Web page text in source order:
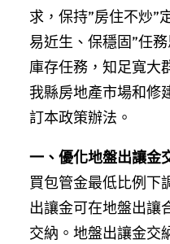
求，保持”房住不炒”
易近生、保穩固”任
庫存任務，知足寬大
我縣房地產市場和修
訂本政策辦法。
一、優化地盤出讓金
買包管金最低比例下
出讓金可在地盤出讓
交納。地盤出讓金交